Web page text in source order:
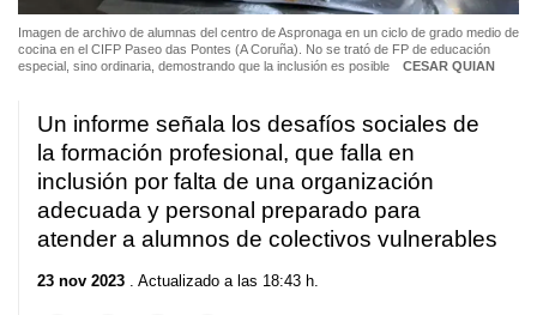
Imagen de archivo de alumnas del centro de Aspronaga en un ciclo de grado medio de
cocina en el CIFP Paseo das Pontes (A Coruña). No se trató de FP de educación
especial, sino ordinaria, demostrando que la inclusión es posible
CESAR QUIAN
Un informe señala los desafíos sociales de
la formación profesional, que falla en
inclusión por falta de una organización
adecuada y personal preparado para
atender a alumnos de colectivos vulnerables
23 nov 2023 . Actualizado a las 18:43 h.